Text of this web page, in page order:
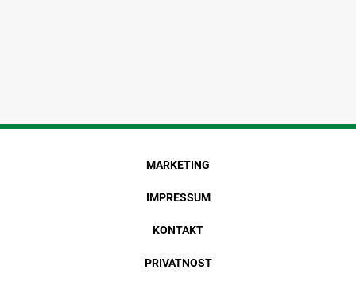
MARKETING
IMPRESSUM
KONTAKT
PRIVATNOST